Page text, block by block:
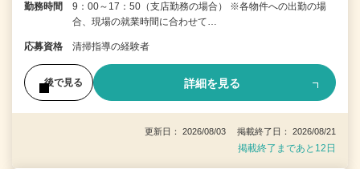
勤務時間
9：00～17：50（支店勤務の場合） ※各物件への出勤の場
合、現場の就業時間に合わせて…
応募資格 清掃指導の経験者
後で見る 詳細を見る
更新日： 2026/08/03 掲載終了日： 2026/08/21
掲載終了まであと12日